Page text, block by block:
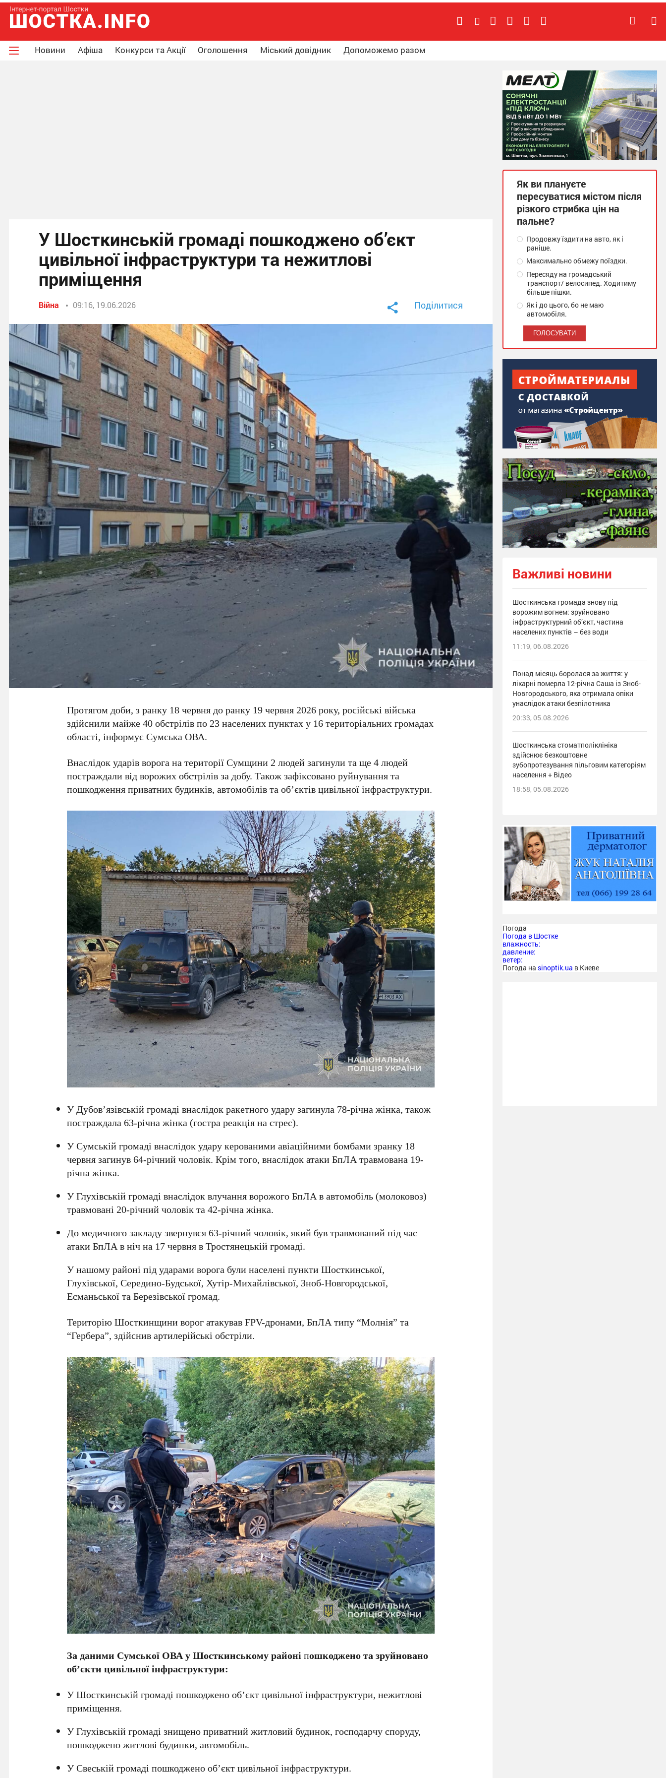
Новини Афіша Конкурси та Акції Оголошення Міський довідник Допоможемо разом
У Шосткинській громаді пошкоджено об’єкт
цивільної інфраструктури та нежитлові
приміщення
Війна 09:16, 19.06.2026 Поділитися
Протягом доби, з ранку 18 червня до ранку 19 червня 2026 року, російські війська
здійснили майже 40 обстрілів по 23 населених пунктах у 16 територіальних громадах
області, інформує Сумська ОВА.
Внаслідок ударів ворога на території Сумщини 2 людей загинули та ще 4 людей
постраждали від ворожих обстрілів за добу. Також зафіксовано руйнування та
пошкодження приватних будинків, автомобілів та об’єктів цивільної інфраструктури.
У Дубов’язівській громаді внаслідок ракетного удару загинула 78-річна жінка, також
постраждала 63-річна жінка (гостра реакція на стрес).
У Сумській громаді внаслідок удару керованими авіаційними бомбами зранку 18
червня загинув 64-річний чоловік. Крім того, внаслідок атаки БпЛА травмована 19-
річна жінка.
У Глухівській громаді внаслідок влучання ворожого БпЛА в автомобіль (молоковоз)
травмовані 20-річний чоловік та 42-річна жінка.
До медичного закладу звернувся 63-річний чоловік, який був травмований під час
атаки БпЛА в ніч на 17 червня в Тростянецькій громаді.
У нашому районі під ударами ворога були населені пункти Шосткинської,
Глухівської, Середино-Будської, Хутір-Михайлівської, Зноб-Новгородської,
Есманьської та Березівської громад.
Територію Шосткинщини ворог атакував FPV-дронами, БпЛА типу “Молнія” та
“Гербера”, здійснив артилерійські обстріли.
За даними Сумської ОВА у Шосткинському районіпошкоджено та зруйновано
об’єкти цивільної інфраструктури:
У Шосткинській громаді пошкоджено об’єкт цивільної інфраструктури, нежитлові
приміщення.
У Глухівській громаді знищено приватний житловий будинок, господарчу споруду,
пошкоджено житлові будинки, автомобіль.
У Свеській громаді пошкоджено об’єкт цивільної інфраструктури.
Як ви плануєте
пересуватися містом після
різкого стрибка цін на
пальне?
Продовжу їздити на авто, як і
раніше.
Максимально обмежу поїздки.
Пересяду на громадський
транспорт/ велосипед. Ходитиму
більше пішки.
Як і до цього, бо не маю
автомобіля.
Важливі новини
Шосткинська громада знову під
ворожим вогнем: зруйновано
інфраструктурний об’єкт, частина
населених пунктів – без води
11:19, 06.08.2026
Понад місяць боролася за життя: у
лікарні померла 12-річна Саша із Зноб-
Новгородського, яка отримала опіки
унаслідок атаки безпілотника
20:33, 05.08.2026
Шосткинська стоматполіклініка
здійснює безкоштовне
зубопротезування пільговим категоріям
населення + Відео
18:58, 05.08.2026
Погода
Погода в Шостке
влажность:
давление:
ветер:
Погода на sinoptik.ua в Киеве